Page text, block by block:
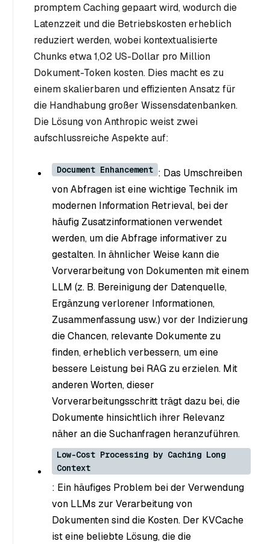
promptem Caching gepaart wird, wodurch die
Latenzzeit und die Betriebskosten erheblich
reduziert werden, wobei kontextualisierte
Chunks etwa 1,02 US-Dollar pro Million
Dokument-Token kosten. Dies macht es zu
einem skalierbaren und effizienten Ansatz für
die Handhabung großer Wissensdatenbanken.
Die Lösung von Anthropic weist zwei
aufschlussreiche Aspekte auf:
Document Enhancement : Das Umschreiben
von Abfragen ist eine wichtige Technik im
modernen Information Retrieval, bei der
häufig Zusatzinformationen verwendet
werden, um die Abfrage informativer zu
gestalten. In ähnlicher Weise kann die
Vorverarbeitung von Dokumenten mit einem
LLM (z. B. Bereinigung der Datenquelle,
Ergänzung verlorener Informationen,
Zusammenfassung usw.) vor der Indizierung
die Chancen, relevante Dokumente zu
finden, erheblich verbessern, um eine
bessere Leistung bei RAG zu erzielen. Mit
anderen Worten, dieser
Vorverarbeitungsschritt trägt dazu bei, die
Dokumente hinsichtlich ihrer Relevanz
näher an die Suchanfragen heranzuführen.
Low-Cost Processing by Caching Long
Context
: Ein häufiges Problem bei der Verwendung
von LLMs zur Verarbeitung von
Dokumenten sind die Kosten. Der KVCache
ist eine beliebte Lösung, die die